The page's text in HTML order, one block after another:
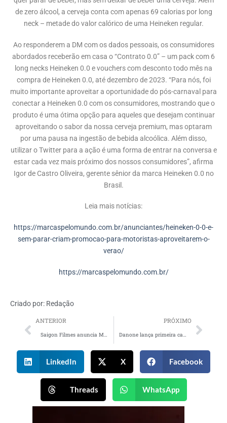
de zero álcool, a cerveja conta com apenas 69 calorias por long
neck – metade do valor calórico de uma Heineken regular.
Ao responderem a DM com os dados pessoais, os consumidores
abordados receberão em casa o “Contrato 0.0” – um pack com 6
long necks Heineken 0.0 e vouchers com desconto todo mês na
compra de Heineken 0.0, até dezembro de 2023. “Para nós, foi
muito importante aproveitar a oportunidade do pós-carnaval para
conectar a Heineken 0.0 com os consumidores, mostrando que o
produto é uma ótima opção para aqueles que desejam continuar
aproveitando o sabor da nossa cerveja premium, mas optaram
por uma pausa na ingestão de bebida alcoólica. Além disso,
utilizar o Twitter para a ação é uma forma de entrar na conversa e
estar cada vez mais próximo dos nossos consumidores”, afirma
Igor de Castro Oliveira, gerente sênior da marca Heineken 0.0 no
Brasil.
Leia mais notícias:
https://marcaspelomundo.com.br/anunciantes/heineken-0-0-e-
sem-parar-criam-promocao-para-motoristas-aproveitarem-o-
verao/
https://marcaspelomundo.com.br/
Criado por: Redação
ANTERIOR PRÓXIMO
LinkedIn X Facebook
Threads WhatsApp